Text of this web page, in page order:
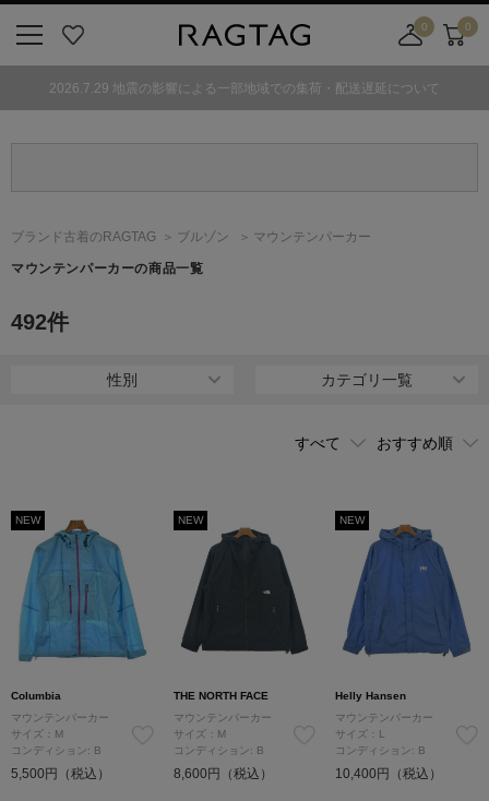
気
0
舗
カ
0
2026.7.29 地震の影響による一部地域での集荷・配送遅延について
ブランド古着のRAGTAG ブルゾン マウンテンパーカー
マウンテンパーカーの商品一覧
492件
性別 カテゴリ一覧
NEW
Columbia
マウンテンパーカー
サイズ：M
コンディション: B
5,500円（税込）
NEW
THE NORTH FACE
マウンテンパーカー
サイズ：M
コンディション: B
8,600円（税込）
NEW
Helly Hansen
マウンテンパーカー
サイズ：L
コンディション: B
10,400円（税込）